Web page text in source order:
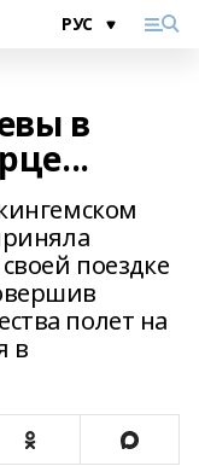
в
поездке
полет на
в